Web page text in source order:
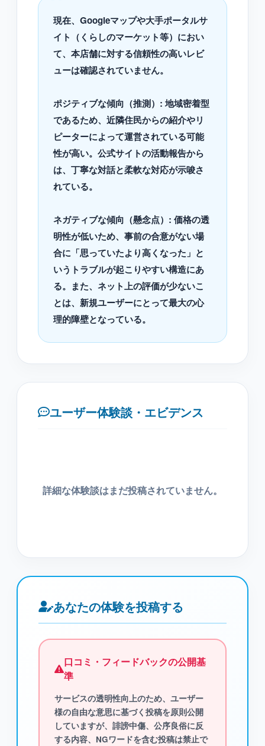
現在、Googleマップや大手ポータルサ
イト（くらしのマーケット等）におい
て、本店舗に対する信頼性の高いレビ
ューは確認されていません。
ポジティブな傾向（推測）: 地域密着型
であるため、近隣住民からの紹介やリ
ピーターによって運営されている可能
性が高い。公式サイトの活動報告から
は、丁寧な対話と柔軟な対応が示唆さ
れている。
ネガティブな傾向（懸念点）: 価格の透
明性が低いため、事前の合意がない場
合に「思っていたより高くなった」と
いうトラブルが起こりやすい構造にあ
る。また、ネット上の評価が少ないこ
とは、新規ユーザーにとって最大の心
理的障壁となっている。
ユーザー体験談・エビデンス
詳細な体験談はまだ投稿されていません。
あなたの体験を投稿する
口コミ・フィードバックの公開基
準
サービスの透明性向上のため、ユーザー
様の自由な意思に基づく投稿を原則公開
していますが、 誹謗中傷、公序良俗に反
する内容、NGワードを含む投稿は禁止で